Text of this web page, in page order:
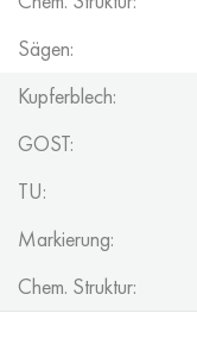
Sägen:
Kupferblech:
GOST:
TU:
Markierung:
Chem. Struktur:
Hastelloy C-276
Hastelloy 3
Hastelloy x
Udimet 500
Udimet 720
40HFA, 1.7223, aisi
45HN2MFA, k2425,
А40G, 44smn28,